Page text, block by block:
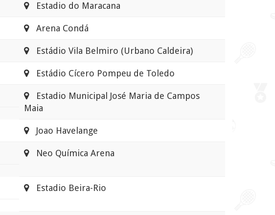
Estadio do Maracana
Arena Condá
Estádio Vila Belmiro (Urbano Caldeira)
Estádio Cícero Pompeu de Toledo
Estadio Municipal José Maria de Campos
Maia
Joao Havelange
Neo Química Arena
Estadio Beira-Rio